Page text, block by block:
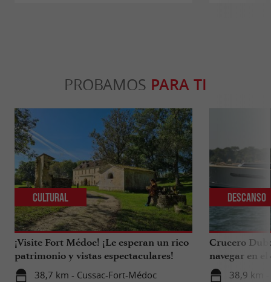
PROBAMOS PARA TI
¡Visite Fort Médoc! ¡Le esperan un rico
patrimonio y vistas espectaculares!
38,7 km - Cussac-Fort-Médoc
Cultural
Crucero
navegar en
Arcachon.
38,9 km
Descanso